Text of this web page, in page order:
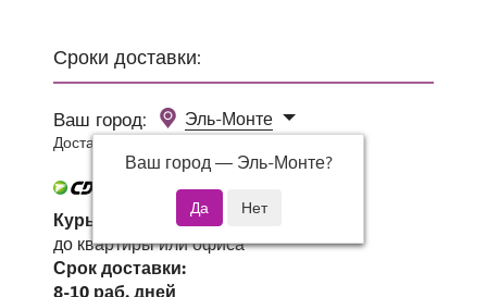
Сроки доставки:
Ваш город:
Эль-Монте
Ваш город — Эль-Монте?
Доставка 0 руб при заказе от 3000 руб.
Курьер СДЭК
до квартиры или офиса
Срок доставки:
8-10 раб. дней